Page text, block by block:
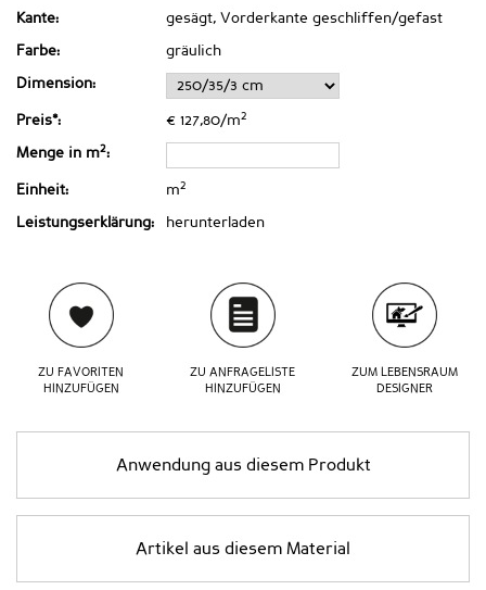
Kante: gesägt, Vorderkante geschliffen/gefast
Farbe: gräulich
Dimension:
Preis*: € 127,80/m2
Menge in m2:
Einheit: m2
Leistungserklärung: herunterladen
ZU FAVORITEN
HINZUFÜGEN
ZU ANFRAGELISTE
HINZUFÜGEN
ZUM LEBENSRAUM
DESIGNER
Anwendung aus diesem Produkt
Artikel aus diesem Material